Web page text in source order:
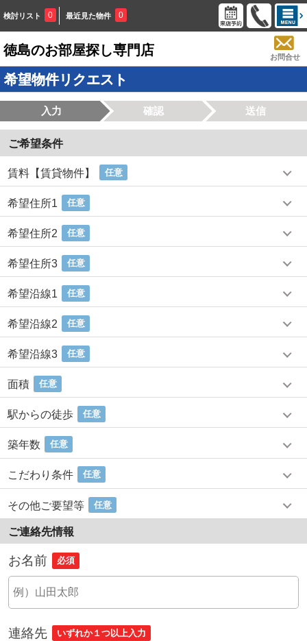
検討リスト 0 最近見た物件 0
徳島のお部屋探し専門店 お問合せ
希望物件リクエスト
入力 確認 送信
ご希望条件
賃料【賃貸物件】 任意
希望住所1 任意
希望住所2 任意
希望住所3 任意
希望沿線1 任意
希望沿線2 任意
希望沿線3 任意
面積 任意
駅からの徒歩 任意
築年数 任意
こだわり条件 任意
その他ご要望等 任意
ご連絡先情報
お名前 必須
連絡先 いずれか１つ以上入力